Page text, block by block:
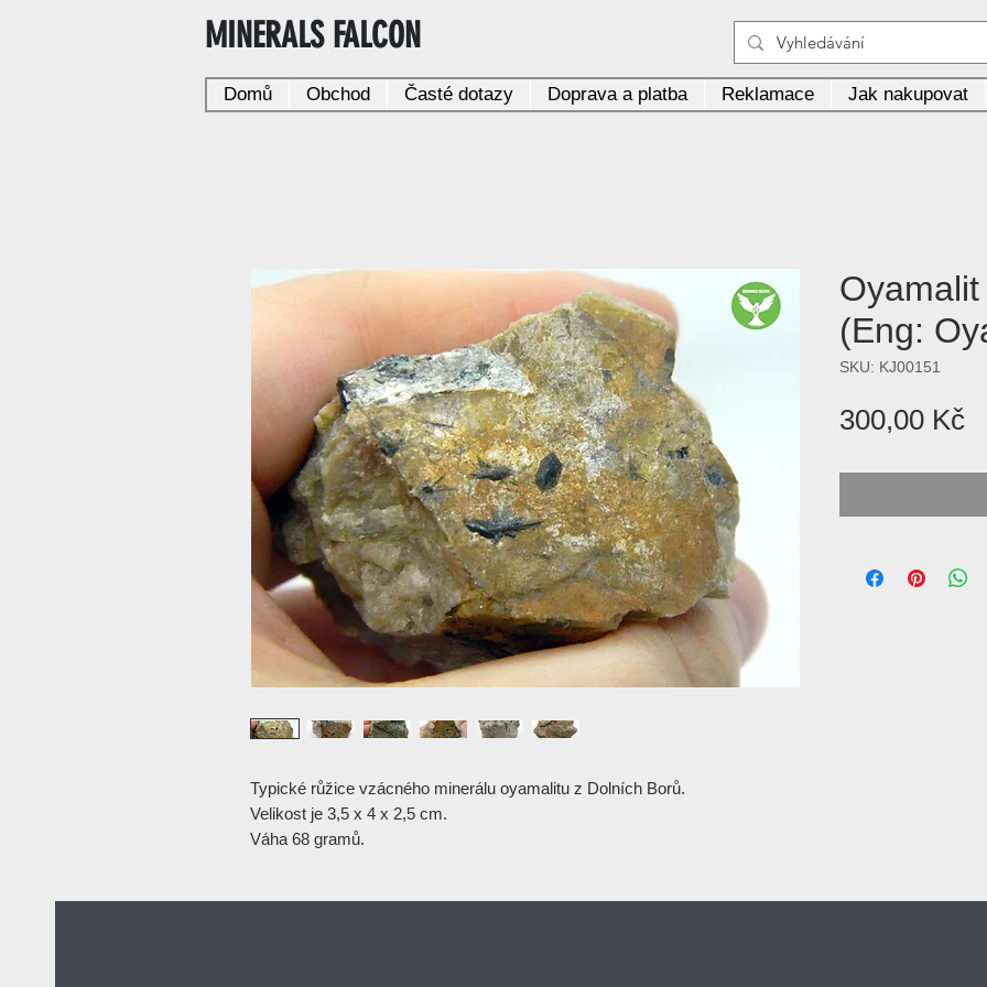
MINERALS FALCON
Domů Obchod Časté dotazy Doprava a platba Reklamace Jak nakupovat
Typické růžice vzácného minerálu oyamalitu z Dolních Borů.
Velikost je 3,5 x 4 x 2,5 cm.
Váha 68 gramů.
(Eng:
SKU: KJ00151
300,00 Kč